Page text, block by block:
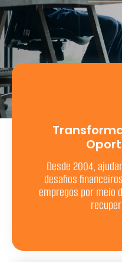
Desde 2004,
desafios
empregos por meio